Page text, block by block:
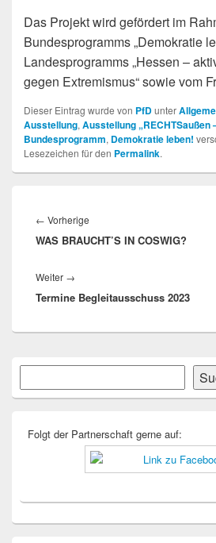
Das Projekt wird gefördert im
Bundesprogramms „Demokratie
Landesprogramms „Hessen –
gegen Extremismus“ sowie vom
Dieser Eintrag wurde von PfDunter
Ausstellung, Ausstellung „RECHTSaußen
Bundesprogramm, Demokratie leben!
Lesezeichen für den Permalink.
← Vorherige
Beitrag:
WAS BRAUCHT’S IN COSWIG?
Weiter →
Beitrag:
Termine Begleitausschuss 2023
Primärer
Widgetbereich
Folgt der Partnerschaft gerne auf: